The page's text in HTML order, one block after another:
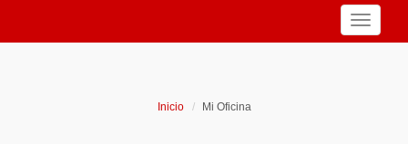
Toggle
Inicio Mi Oficina